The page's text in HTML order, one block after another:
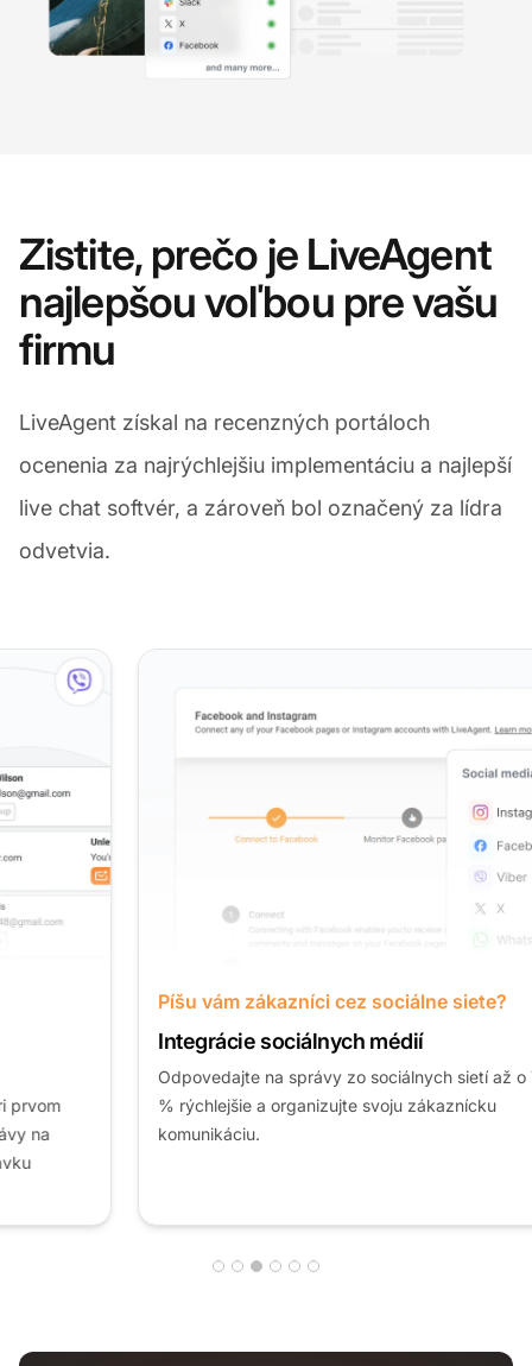
Zistite, prečo je LiveAgent
najlepšou voľbou pre vašu
firmu
LiveAgent získal na recenzných portáloch
ocenenia za najrýchlejšiu implementáciu a najlepší
live chat softvér, a zároveň bol označený za lídra
odvetvia.
Píšu vám zákazníci cez sociálne siete?
Integrácie sociálnych médií
Odpovedajte na správy zo sociálnych sietí až o 75
% rýchlejšie a organizujte svoju zákaznícku
komunikáciu.